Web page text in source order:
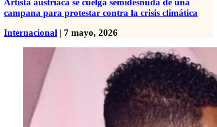
Artista austriaca se cuelga semidesnuda de una
campana para protestar contra la crisis climática
Internacional | 7 mayo, 2026